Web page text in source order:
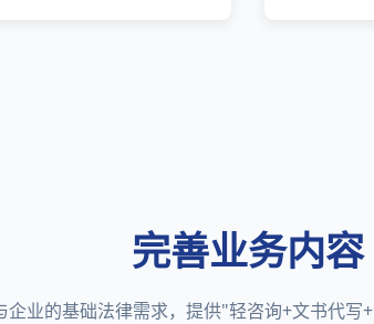
完善业务内容
企业的基础法律需求，提供"轻咨询+文书代写